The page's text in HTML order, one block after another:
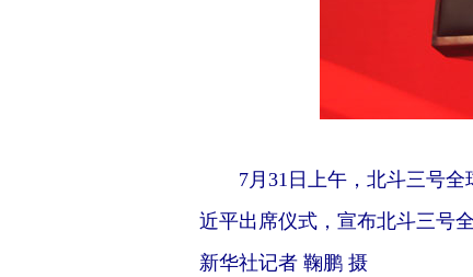
7月31日上午，北斗三号全
近平出席仪式，宣布北斗三号
新华社记者 鞠鹏 摄